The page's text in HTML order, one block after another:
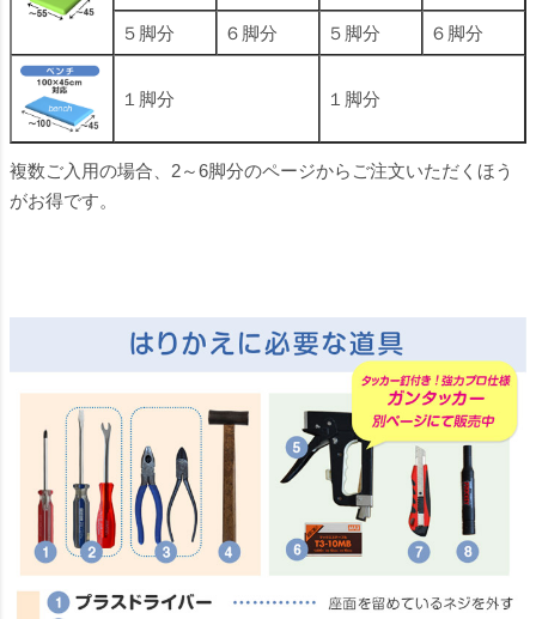
５脚分 ６脚分 ５脚分 ６脚分
１脚分 １脚分
複数ご入用の場合、2～6脚分のページからご注文いただくほう
がお得です。